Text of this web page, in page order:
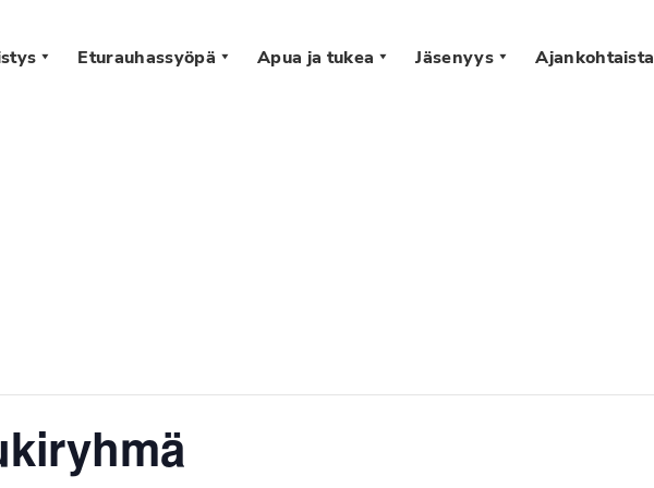
Eturauhassyöpä Apua ja tukea Jäsenyys Ajankohtaista